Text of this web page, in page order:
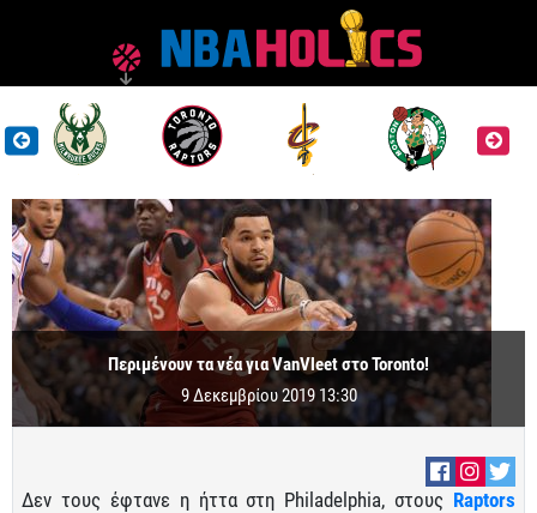
Περιμένουν τα νέα για VanVleet στο Toronto!
9 Δεκεμβρίου 2019 13:30
Δεν τους έφτανε η ήττα στη Philadelphia, στους Raptors